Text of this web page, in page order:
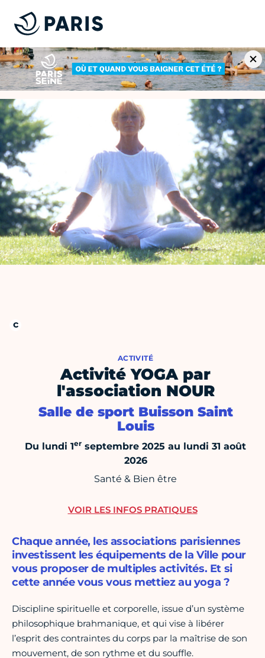
ACTIVITÉ
Activité YOGA par
l'association NOUR
Salle de sport Buisson Saint
Louis
Du lundi 1er septembre 2025 au lundi 31 août
2026
Santé & Bien être
Chaque année, les associations parisiennes
investissent les équipements de la Ville pour
vous proposer de multiples activités. Et si
cette année vous vous mettiez au yoga ?
Discipline spirituelle et corporelle, issue d’un système
philosophique brahmanique, et qui vise à libérer
l’esprit des contraintes du corps par la maîtrise de son
mouvement, de son rythme et du souffle.
VOIR LES INFOS PRATIQUES